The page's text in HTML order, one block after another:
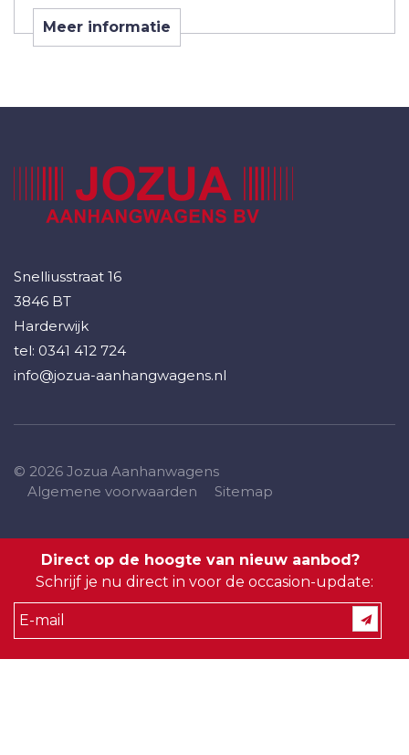
Meer informatie
Snelliusstraat 16
3846 BT
Harderwijk
tel: 0341 412 724
info@jozua-aanhangwagens.nl
© 2026 Jozua Aanhanwagens
Algemene voorwaarden
Sitemap
Direct op de hoogte van nieuw aanbod?
Schrijf je nu direct in voor de occasion-update: